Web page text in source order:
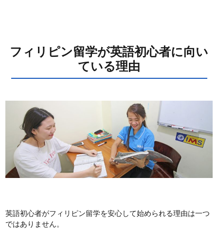
フィリピン留学が英語初心者に向い
ている理由
英語初心者がフィリピン留学を安心して始められる理由は一つ
ではありません。